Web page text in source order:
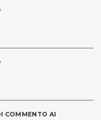
COMMENTO AI